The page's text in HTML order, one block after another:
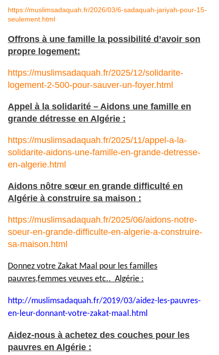
https://muslimsadaquah.fr/2026/03/6-sadaquah-jariyah-pour-15-
seulement.html
Offrons à une famille la possibilité d’avoir son
propre logement:
https://muslimsadaquah.fr/2025/12/solidarite-
logement-2-500-pour-sauver-un-foyer.html
Appel à la solidarité – Aidons une famille en
grande détresse en Algérie :
https://muslimsadaquah.fr/2025/11/appel-a-la-
solidarite-aidons-une-famille-en-grande-detresse-
en-algerie.html
Aidons nôtre sœur en grande difficulté en
Algérie à construire sa maison :
https://muslimsadaquah.fr/2025/06/aidons-notre-
soeur-en-grande-difficulte-en-algerie-a-construire-
sa-maison.html
Donnez votre Zakat Maal pour les familles
pauvres,femmes veuves etc.. Algérie :
http://muslimsadaquah.fr/2019/03/aidez-les-pauvres-
en-leur-donnant-votre-zakat-maal.html
Aidez-nous à achetez des couches pour les
pauvres en Algérie :